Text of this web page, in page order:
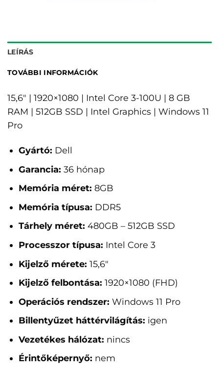
LEÍRÁS
TOVÁBBI INFORMÁCIÓK
15,6" | 1920×1080 | Intel Core 3-100U | 8 GB
RAM | 512GB SSD | Intel Graphics | Windows 11
Pro
Gyártó: Dell
Garancia: 36 hónap
Memória méret: 8GB
Memória típusa: DDR5
Tárhely méret: 480GB – 512GB SSD
Processzor típusa: Intel Core 3
Kijelző mérete: 15,6"
Kijelző felbontása: 1920×1080 (FHD)
Operációs rendszer: Windows 11 Pro
Billentyűzet háttérvilágítás: igen
Vezetékes hálózat: nincs
Érintőképernyő: nem